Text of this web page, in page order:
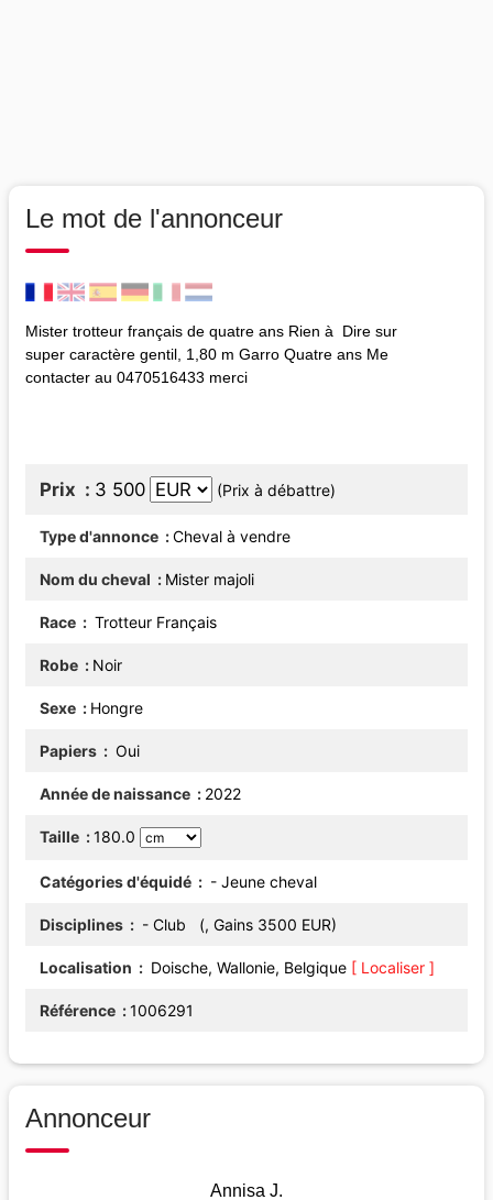
Le mot de l'annonceur
Mister trotteur français de quatre ans Rien à Dire sur
super caractère gentil, 1,80 m Garro Quatre ans Me
contacter au 0470516433 merci
Prix 3 500 (Prix à débattre)
Type d'annonce Cheval à vendre
Nom du cheval Mister majoli
Race Trotteur Français
Robe Noir
Sexe Hongre
Papiers Oui
Année de naissance 2022
Taille 180.0
Catégories d'équidé - Jeune cheval
Disciplines - Club (, Gains 3500 EUR)
Localisation Doische, Wallonie, Belgique [ Localiser ]
Référence 1006291
Annonceur
Annisa J.